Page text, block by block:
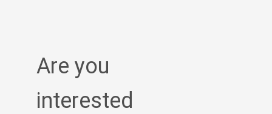
Are you
interested